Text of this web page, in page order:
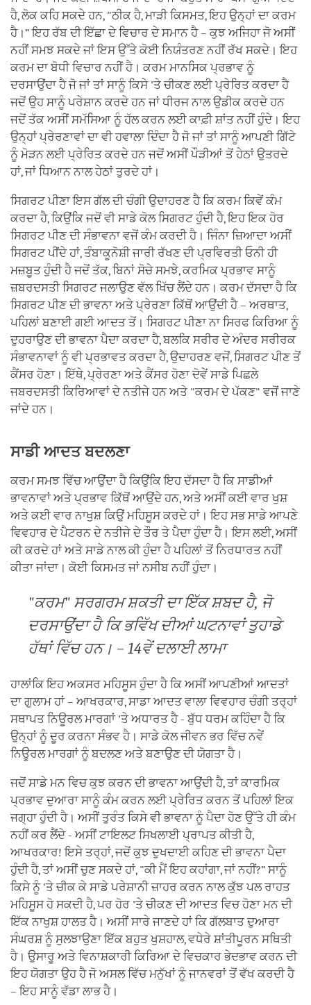
ਹੈ, ਲੋਕ ਕਹਿ ਸਕਦੇ ਹਨ, "ਠੀਕ ਹੈ, ਮਾੜੀ ਕਿਸਮਤ, ਇਹ ਉਨ੍ਹਾਂ ਦਾ ਕਰਮ
ਹੈ।” ਇਹ ਰੱਬ ਦੀ ਇੱਛਾ ਦੇ ਵਿਚਾਰ ਦੇ ਸਮਾਨ ਹੈ – ਕੁਝ ਅਜਿਹਾ ਜੋ ਅਸੀਂ
ਨਹੀਂ ਸਮਝ ਸਕਦੇ ਜਾਂ ਇਸ ਉੱਤੇ ਕੋਈ ਨਿਯੰਤਰਣ ਨਹੀਂ ਰੱਖ ਸਕਦੇ। ਇਹ
ਕਰਮ ਦਾ ਬੋਧੀ ਵਿਚਾਰ ਨਹੀਂ ਹੈ। ਕਰਮ ਮਾਨਸਿਕ ਪ੍ਰਭਾਵ ਨੂੰ
ਦਰਸਾਉਂਦਾ ਹੈ ਜੋ ਜਾਂ ਤਾਂ ਸਾਨੂੰ ਕਿਸੇ 'ਤੇ ਚੀਕਣ ਲਈ ਪ੍ਰੇਰਿਤ ਕਰਦਾ ਹੈ
ਜਦੋਂ ਉਹ ਸਾਨੂੰ ਪਰੇਸ਼ਾਨ ਕਰਦੇ ਹਨ ਜਾਂ ਧੀਰਜ ਨਾਲ ਉਡੀਕ ਕਰਦੇ ਹਨ
ਜਦੋਂ ਤੱਕ ਅਸੀਂ ਸਮੱਸਿਆ ਨੂੰ ਹੱਲ ਕਰਨ ਲਈ ਕਾਫ਼ੀ ਸ਼ਾਂਤ ਨਹੀਂ ਹੁੰਦੇ। ਇਹ
ਉਨ੍ਹਾਂ ਪ੍ਰੇਰਣਾਵਾਂ ਦਾ ਵੀ ਹਵਾਲਾ ਦਿੰਦਾ ਹੈ ਜੋ ਜਾਂ ਤਾਂ ਸਾਨੂੰ ਆਪਣੀ ਗਿੱਟੇ
ਨੂੰ ਮੋੜਨ ਲਈ ਪ੍ਰੇਰਿਤ ਕਰਦੇ ਹਨ ਜਦੋਂ ਅਸੀਂ ਪੌੜੀਆਂ ਤੋਂ ਹੇਠਾਂ ਉਤਰਦੇ
ਹਾਂ, ਜਾਂ ਧਿਆਨ ਨਾਲ ਹੇਠਾਂ ਤੁਰਦੇ ਹਾਂ।
ਸਿਗਰਟ ਪੀਣਾ ਇਸ ਗੱਲ ਦੀ ਚੰਗੀ ਉਦਾਹਰਣ ਹੈ ਕਿ ਕਰਮ ਕਿਵੇਂ ਕੰਮ
ਕਰਦਾ ਹੈ, ਕਿਉਂਕਿ ਜਦੋਂ ਵੀ ਸਾਡੇ ਕੋਲ ਸਿਗਰਟ ਹੁੰਦੀ ਹੈ, ਇਹ ਇਕ ਹੋਰ
ਸਿਗਰਟ ਪੀਣ ਦੀ ਸੰਭਾਵਨਾ ਵਜੋਂ ਕੰਮ ਕਰਦੀ ਹੈ। ਜਿੰਨਾ ਜ਼ਿਆਦਾ ਅਸੀਂ
ਸਿਗਰਟ ਪੀਂਦੇ ਹਾਂ, ਤੰਬਾਕੂਨੋਸ਼ੀ ਜਾਰੀ ਰੱਖਣ ਦੀ ਪ੍ਰਵਿਰਤੀ ਓਨੀ ਹੀ
ਮਜ਼ਬੂਤ ਹੁੰਦੀ ਹੈ ਜਦੋਂ ਤੱਕ, ਬਿਨਾਂ ਸੋਚੇ ਸਮਝੇ, ਕਰਮਿਕ ਪ੍ਰਭਾਵ ਸਾਨੂੰ
ਜ਼ਬਰਦਸਤੀ ਸਿਗਰਟ ਜਲਾਉਣ ਵੱਲ ਖਿੱਚ ਲੈਂਦੇ ਹਨ। ਕਰਮ ਦੱਸਦਾ ਹੈ ਕਿ
ਸਿਗਰਟ ਪੀਣ ਦੀ ਭਾਵਨਾ ਅਤੇ ਪ੍ਰੇਰਣਾ ਕਿੱਥੋਂ ਆਉਂਦੀ ਹੈ – ਅਰਥਾਤ,
ਪਹਿਲਾਂ ਬਣਾਈ ਗਈ ਆਦਤ ਤੋਂ। ਸਿਗਰਟ ਪੀਣਾ ਨਾ ਸਿਰਫ ਕਿਰਿਆ ਨੂੰ
ਦੁਹਰਾਉਣ ਦੀ ਭਾਵਨਾ ਪੈਦਾ ਕਰਦਾ ਹੈ, ਬਲਕਿ ਸਰੀਰ ਦੇ ਅੰਦਰ ਸਰੀਰਕ
ਸੰਭਾਵਨਾਵਾਂ ਨੂੰ ਵੀ ਪ੍ਰਭਾਵਤ ਕਰਦਾ ਹੈ, ਉਦਾਹਰਣ ਵਜੋਂ, ਸਿਗਰਟ ਪੀਣ ਤੋਂ
ਕੈਂਸਰ ਹੋਣਾ। ਇੱਥੇ, ਪ੍ਰੇਰਣਾ ਅਤੇ ਕੈਂਸਰ ਹੋਣਾ ਦੋਵੇਂ ਸਾਡੇ ਪਿਛਲੇ
ਜਬਰਦਸਤੀ ਕਿਰਿਆਵਾਂ ਦੇ ਨਤੀਜੇ ਹਨ ਅਤੇ "ਕਰਮ ਦੇ ਪੱਕਣ" ਵਜੋਂ ਜਾਣੇ
ਜਾਂਦੇ ਹਨ।
ਸਾਡੀ ਆਦਤ ਬਦਲਣਾ
ਕਰਮ ਸਮਝ ਵਿੱਚ ਆਉਂਦਾ ਹੈ ਕਿਉਂਕਿ ਇਹ ਦੱਸਦਾ ਹੈ ਕਿ ਸਾਡੀਆਂ
ਭਾਵਨਾਵਾਂ ਅਤੇ ਪ੍ਰਭਾਵ ਕਿੱਥੋਂ ਆਉਂਦੇ ਹਨ, ਅਤੇ ਅਸੀਂ ਕਈ ਵਾਰ ਖੁਸ਼
ਅਤੇ ਕਈ ਵਾਰ ਨਾਖੁਸ਼ ਕਿਉਂ ਮਹਿਸੂਸ ਕਰਦੇ ਹਾਂ। ਇਹ ਸਭ ਸਾਡੇ ਆਪਣੇ
ਵਿਵਹਾਰ ਦੇ ਪੈਟਰਨ ਦੇ ਨਤੀਜੇ ਦੇ ਤੌਰ ਤੇ ਪੈਦਾ ਹੁੰਦਾ ਹੈ। ਇਸ ਲਈ, ਅਸੀਂ
ਕੀ ਕਰਦੇ ਹਾਂ ਅਤੇ ਸਾਡੇ ਨਾਲ ਕੀ ਹੁੰਦਾ ਹੈ ਪਹਿਲਾਂ ਤੋਂ ਨਿਰਧਾਰਤ ਨਹੀਂ
ਕੀਤਾ ਜਾਂਦਾ। ਕੋਈ ਕਿਸਮਤ ਜਾਂ ਨਸੀਬ ਨਹੀਂ ਹੁੰਦਾ।
"ਕਰਮ" ਸਰਗਰਮ ਸ਼ਕਤੀ ਦਾ ਇੱਕ ਸ਼ਬਦ ਹੈ, ਜੋ
ਦਰਸਾਉਂਦਾ ਹੈ ਕਿ ਭਵਿੱਖ ਦੀਆਂ ਘਟਨਾਵਾਂ ਤੁਹਾਡੇ
ਹੱਥਾਂ ਵਿੱਚ ਹਨ। – 14ਵੇਂ ਦਲਾਈ ਲਾਮਾ
ਹਾਲਾਂਕਿ ਇਹ ਅਕਸਰ ਮਹਿਸੂਸ ਹੁੰਦਾ ਹੈ ਕਿ ਅਸੀਂ ਆਪਣੀਆਂ ਆਦਤਾਂ
ਦਾ ਗੁਲਾਮ ਹਾਂ – ਆਖਰਕਾਰ, ਸਾਡਾ ਆਦਤ ਵਾਲਾ ਵਿਵਹਾਰ ਚੰਗੀ ਤਰ੍ਹਾਂ
ਸਥਾਪਤ ਨਿਊਰਲ ਮਾਰਗਾਂ 'ਤੇ ਅਧਾਰਤ ਹੈ - ਬੁੱਧ ਧਰਮ ਕਹਿੰਦਾ ਹੈ ਕਿ
ਉਨ੍ਹਾਂ ਨੂੰ ਦੂਰ ਕਰਨਾ ਸੰਭਵ ਹੈ। ਸਾਡੇ ਕੋਲ ਜੀਵਨ ਭਰ ਵਿੱਚ ਨਵੇਂ
ਨਿਊਰਲ ਮਾਰਗਾਂ ਨੂੰ ਬਦਲਣ ਅਤੇ ਬਣਾਉਣ ਦੀ ਯੋਗਤਾ ਹੈ।
ਜਦੋਂ ਸਾਡੇ ਮਨ ਵਿਚ ਕੁਝ ਕਰਨ ਦੀ ਭਾਵਨਾ ਆਉਂਦੀ ਹੈ, ਤਾਂ ਕਾਰਮਿਕ
ਪ੍ਰਭਾਵ ਦੁਆਰਾ ਸਾਨੂੰ ਕੰਮ ਕਰਨ ਲਈ ਪ੍ਰੇਰਿਤ ਕਰਨ ਤੋਂ ਪਹਿਲਾਂ ਇਕ
ਜਗ੍ਹਾ ਹੁੰਦੀ ਹੈ। ਅਸੀਂ ਤੁਰੰਤ ਕਿਸੇ ਵੀ ਭਾਵਨਾ ਨੂੰ ਪੈਦਾ ਹੋਣ ਉੱਤੇ ਹੀ ਕੰਮ
ਨਹੀਂ ਕਰ ਲੈਂਦੇ - ਅਸੀਂ ਟਾਇਲਟ ਸਿਖਲਾਈ ਪ੍ਰਾਪਤ ਕੀਤੀ ਹੈ,
ਆਖਰਕਾਰ! ਇਸੇ ਤਰ੍ਹਾਂ, ਜਦੋਂ ਕੁਝ ਦੁਖਦਾਈ ਕਹਿਣ ਦੀ ਭਾਵਨਾ ਪੈਦਾ
ਹੁੰਦੀ ਹੈ, ਤਾਂ ਅਸੀਂ ਚੁਣ ਸਕਦੇ ਹਾਂ, "ਕੀ ਮੈਂ ਇਹ ਕਹਾਂਗਾ, ਜਾਂ ਨਹੀਂ?” ਸਾਨੂੰ
ਕਿਸੇ ਨੂੰ 'ਤੇ ਚੀਕ ਕੇ ਸਾਡੇ ਪਰੇਸ਼ਾਨੀ ਜ਼ਾਹਰ ਕਰਨ ਨਾਲ ਕੁੱਝ ਪਲ ਰਾਹਤ
ਮਹਿਸੂਸ ਹੋ ਸਕਦੀ ਹੈ, ਪਰ ਹੋਰ 'ਤੇ ਚੀਕਣ ਦੀ ਆਦਤ ਵਿਚ ਹੋਣਾ ਮਨ ਦੀ
ਇੱਕ ਨਾਖੁਸ਼ ਹਾਲਤ ਹੈ। ਅਸੀਂ ਸਾਰੇ ਜਾਣਦੇ ਹਾਂ ਕਿ ਗੱਲਬਾਤ ਦੁਆਰਾ
ਸੰਘਰਸ਼ ਨੂੰ ਸੁਲਝਾਉਣਾ ਇੱਕ ਬਹੁਤ ਖੁਸ਼ਹਾਲ, ਵਧੇਰੇ ਸ਼ਾਂਤੀਪੂਰਨ ਸਥਿਤੀ
ਹੈ। ਉਸਾਰੂ ਅਤੇ ਵਿਨਾਸ਼ਕਾਰੀ ਕਿਰਿਆ ਦੇ ਵਿਚਕਾਰ ਭੇਦਭਾਵ ਕਰਨ ਦੀ
ਇਹ ਯੋਗਤਾ ਉਹ ਹੈ ਜੋ ਅਸਲ ਵਿੱਚ ਮਨੁੱਖਾਂ ਨੂੰ ਜਾਨਵਰਾਂ ਤੋਂ ਵੱਖ ਕਰਦੀ ਹੈ
– ਇਹ ਸਾਨੂੰ ਵੱਡਾ ਲਾਭ ਹੈ।